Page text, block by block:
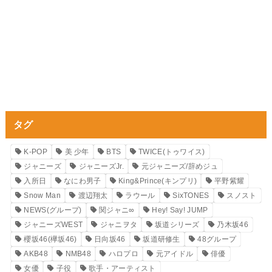
タグ
K-POP 美 少年 BTS
TWICE(トゥワイス)
ジャニーズ
ジャニーズJr.
元ジャニーズ/辞めジュ
入所日
なにわ男子 King&Prince(キンプリ)
平野紫耀
Snow Man
渡辺翔太 ラウール SixTONES
スノスト
NEWS(グループ)
関ジャニ∞
Hey! Say! JUMP
ジャニーズWEST
ジャニヲタ 坂道シリーズ
乃木坂46
櫻坂46(欅坂46)
日向坂46 坂道研修生
48グループ
AKB48
NMB48 ハロプロ 元アイドル
俳優
女優
子役 歌手・アーティスト